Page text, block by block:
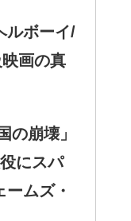
ボーイ/
画の真
の崩壊」
にスパ
ムズ・